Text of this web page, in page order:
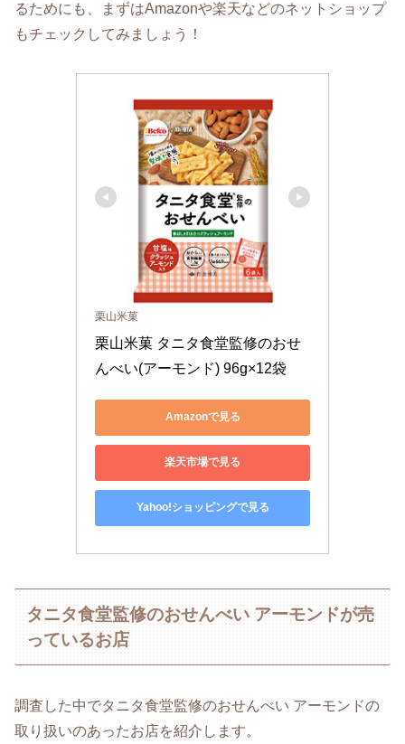
るためにも、まずはAmazonや楽天などのネットショップ
もチェックしてみましょう！
栗山米菓
栗山米菓 タニタ食堂監修のおせ
んべい(アーモンド) 96g×12袋
Amazonで見る
楽天市場で見る
Yahoo!ショッピングで見る
タニタ食堂監修のおせんべい アーモンドが売
っているお店
調査した中でタニタ食堂監修のおせんべい アーモンドの
取り扱いのあったお店を紹介します。